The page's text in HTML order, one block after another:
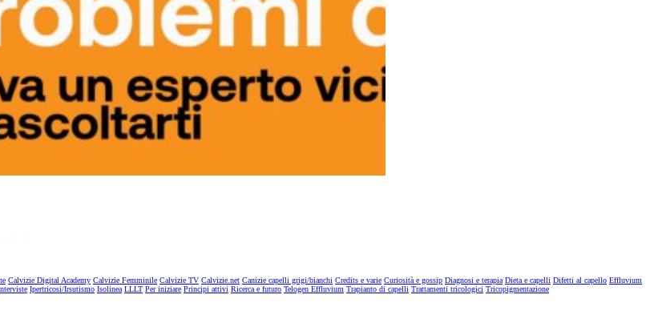
Calvizie Digital Academy Calvizie Femminile Calvizie TV Calvizie.net Canizie capelli grigi/bianchi Credits e varie Curiosità e gossip Diagnosi e terapia Dieta e capelli Difetti al capello Effluvium
Ipertricosi/Irsutismo Isolinea LLLT Per iniziare Principi attivi Ricerca e futuro Telogen Effluvium Trapianto di capelli Trattamenti tricologici Tricopigmentazione